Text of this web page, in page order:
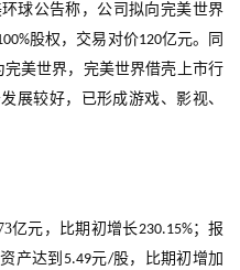
球公告称，公司拟向完美世界
股权，交易对价120亿元。同
美世界，完美世界借壳上市行
展较好，已形成游戏、影视、
亿元，比期初增长230.15%；报
产达到 5.49元/股，比期初增加